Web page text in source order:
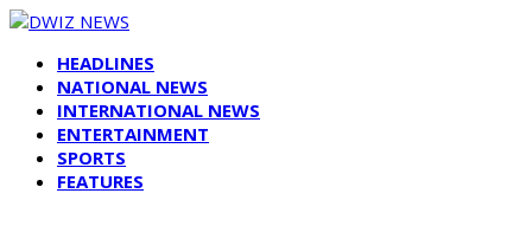
HEADLINES
NATIONAL NEWS
INTERNATIONAL NEWS
ENTERTAINMENT
SPORTS
FEATURES